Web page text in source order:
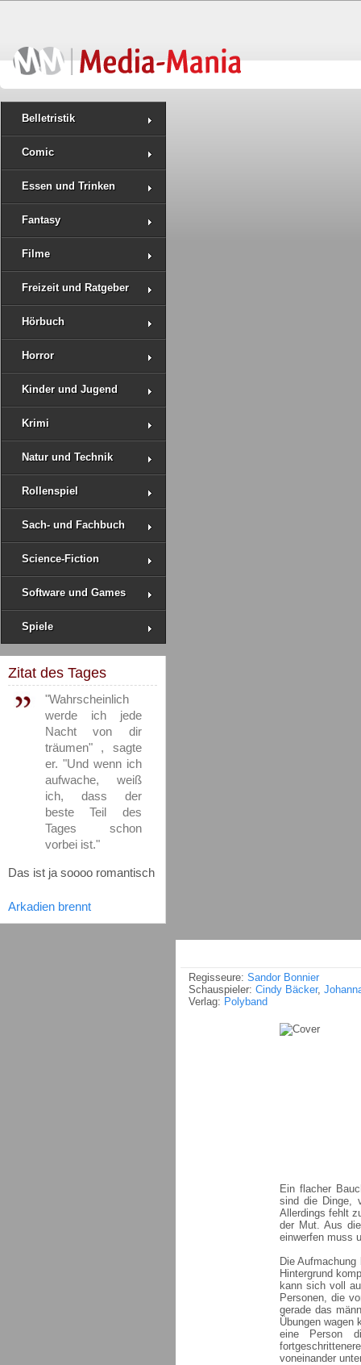
Belletristik
Comic
Essen und Trinken
Fantasy
Filme
Freizeit und Ratgeber
Hörbuch
Horror
Kinder und Jugend
Krimi
Natur und Technik
Rollenspiel
Sach- und Fachbuch
Science-Fiction
Software und Games
Spiele
Zitat des Tages
"Wahrscheinlich
werde ich jede
Nacht von dir
träumen" , sagte
er. "Und wenn ich
aufwache, weiß
ich, dass der
beste Teil des
Tages schon
vorbei ist."
Das ist ja soooo romantisch
Arkadien brennt
Regisseure: Sandor Bonnier
Schauspieler: Cindy Bäcker,
Verlag: Polyband
Ein flacher
sind die Dinge,
Allerdings fehlt
der Mut. Aus
einwerfen muss
Die
Hintergrund
kann sich voll
Personen, die
gerade das
Übungen wagen
eine Person
voneinander